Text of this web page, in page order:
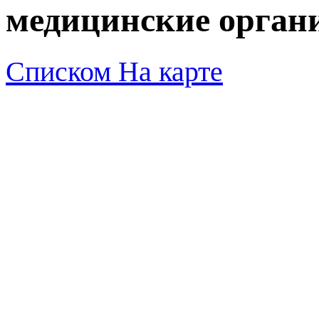
медицинские
Списком На карте